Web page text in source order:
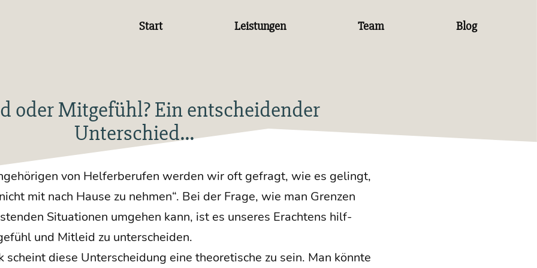
Start Leistungen Team Blog
oder Mitgefühl? Ein entscheidender
Unterschied…
von Hel­fer­be­ru­fen wer­den wir oft gefragt, wie es gelingt,
mit nach Hau­se zu neh­men“. Bei der Fra­ge, wie man Gren­zen
Situa­tio­nen umge­hen kann, ist es unse­res Erach­tens hilf­
und Mit­leid zu unterscheiden.
die­se Unter­schei­dung eine theo­re­ti­sche zu sein. Man könn­te